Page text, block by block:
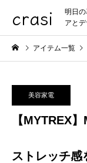
crasi
明日
アと
アイテム一覧
美容家電
【MYTREX
ストレッチ感